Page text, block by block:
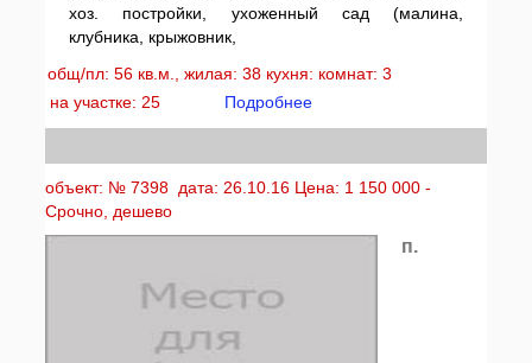
хоз. постройки, ухоженный сад (малина,
клубника, крыжовник,
общ/пл: 56 кв.м., жилая: 38 кухня: комнат: 3
на участке: 25
Подробнее
объект: № 7398 дата: 26.10.16 Цена: 1 150 000 -
Срочно, дешево
п.